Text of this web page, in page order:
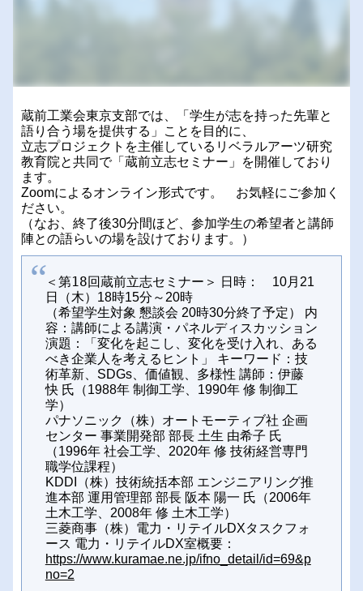
蔵前工業会東京支部では、「学生が志を持った先輩と
語り合う場を提供する」ことを目的に、
立志プロジェクトを主催しているリベラルアーツ研究
教育院と共同で「蔵前立志セミナー」を開催しており
ます。
Zoomによるオンライン形式です。 お気軽にご参加く
ださい。
（なお、終了後30分間ほど、参加学生の希望者と講師
陣との語らいの場を設けております。）
＜第18回蔵前立志セミナー＞
日時： 10月21
日（木）18時15分～20時
（希望学生対象 懇談会 20時30分終了予定）
内
容：講師による講演・パネルディスカッション
演題：「変化を起こし、変化を受け入れ、ある
べき企業人を考えるヒント」
キーワード：技
術革新、SDGs、価値観、多様性 講師：伊藤
快 氏（1988年 制御工学、1990年 修 制御工
学）
パナソニック（株）オートモーティブ社 企画
センター 事業開発部 部長 土生 由希子 氏
（1996年 社会工学、2020年 修 技術経営専門
職学位課程）
KDDI（株）技術統括本部 エンジニアリング推
進本部 運用管理部 部長 阪本 陽一 氏（2006年
土木工学、2008年 修 土木工学）
三菱商事（株）電力・リテイルDXタスクフォ
ース 電力・リテイルDX室概要：
https://www.kuramae.ne.jp/ifno_detail/id=69&p
no=2